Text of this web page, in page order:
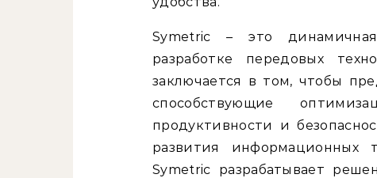
Symetric – это
разработке передовых
заключается в том, чтобы
способствующие
продуктивности и
развития информационных
Symetric разрабатывает